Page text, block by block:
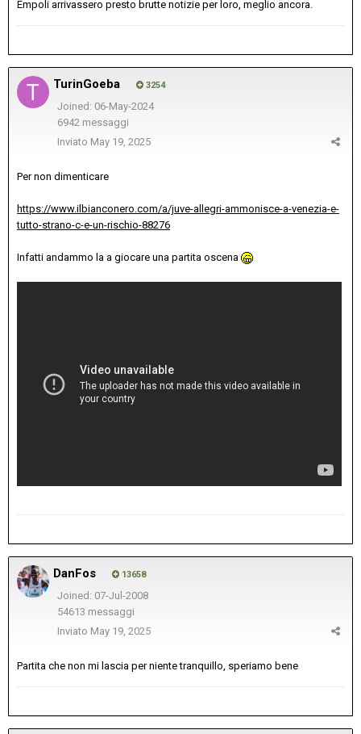
Empoli arrivassero presto brutte notizie per loro, meglio ancora.
TurinGoeba 3254
Joined: 06-May-2024
6942 messaggi
Inviato May 19, 2025
Per non dimenticare
https://www.ilbianconero.com/a/juve-allegri-ammonisce-a-venezia-e-
tutto-strano-c-e-un-rischio-88276
Infatti andammo la a giocare una partita oscena
DanFos 13658
Joined: 07-Jul-2008
54613 messaggi
Inviato May 19, 2025
Partita che non mi lascia per niente tranquillo, speriamo bene